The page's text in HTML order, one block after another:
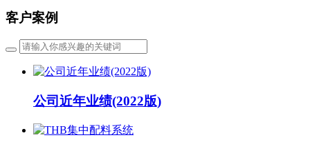
客户案例
公司近年业绩(2022版)